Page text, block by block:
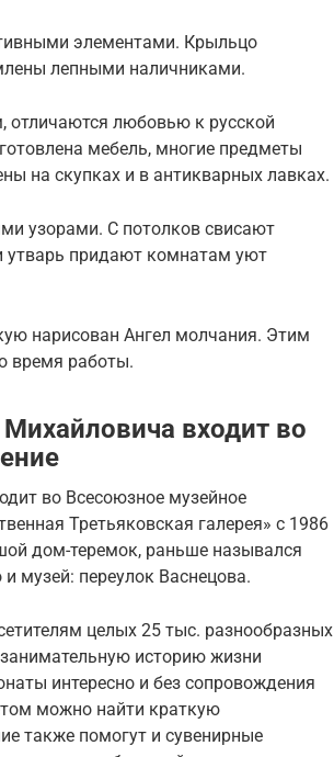
элементами. Крыльцо
лепными наличниками.
отличаются любовью к русской
мебель, многие предметы
на скупках и в антикварных лавках.
узорами. С потолков свисают
утварь придают комнатам уют
нарисован Ангел молчания. Этим
время работы.
входит во
во Всесоюзное музейное
Третьяковская галерея» с 1986
дом-теремок, раньше назывался
музей: переулок Васнецова.
целых 25 тыс. разнообразных
историю жизни
интересно и без сопровождения
можно найти краткую
также помогут и сувенирные